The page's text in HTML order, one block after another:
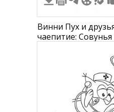
Винни Пух и
чаепитие:
сидит с чашкой
тортом, кролик с